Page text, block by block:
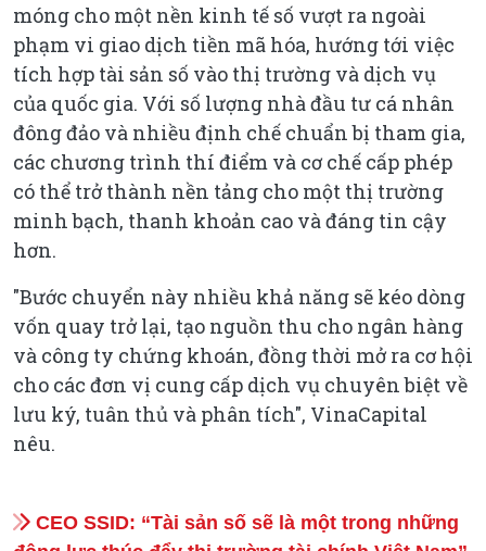
móng cho một nền kinh tế số vượt ra ngoài
phạm vi giao dịch tiền mã hóa, hướng tới việc
tích hợp tài sản số vào thị trường và dịch vụ
của quốc gia. Với số lượng nhà đầu tư cá nhân
đông đảo và nhiều định chế chuẩn bị tham gia,
các chương trình thí điểm và cơ chế cấp phép
có thể trở thành nền tảng cho một thị trường
minh bạch, thanh khoản cao và đáng tin cậy
hơn.
"Bước chuyển này nhiều khả năng sẽ kéo dòng
vốn quay trở lại, tạo nguồn thu cho ngân hàng
và công ty chứng khoán, đồng thời mở ra cơ hội
cho các đơn vị cung cấp dịch vụ chuyên biệt về
lưu ký, tuân thủ và phân tích", VinaCapital
nêu.
CEO SSID: “Tài sản số sẽ là một trong những